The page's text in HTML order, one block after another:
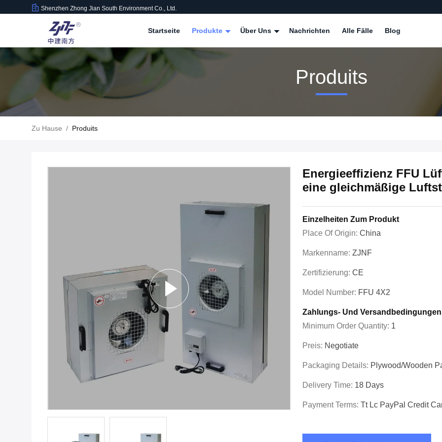
Shenzhen Zhong Jian South Environment Co., Ltd.
Startseite Produkte Über Uns Nachrichten Alle Fälle Blog
Produits
Zu Hause / Produits
Energieeffizienz FFU
eine gleichmäßige
Einzelheiten Zum Produkt
Place Of Origin: China
Markenname: ZJNF
Zertifizierung: CE
Model Number: FFU 4X2
Zahlungs- Und Versandbedingungen
Minimum Order Quantity: 1
Preis: Negotiate
Packaging Details: Plywood/wooden
Delivery Time: 18 Days
Payment Terms: Tt Lc PayPal Credit